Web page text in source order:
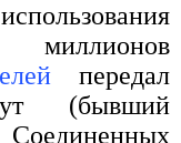
передал
(бывший